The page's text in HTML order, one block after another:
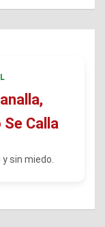
Calla
sin miedo.